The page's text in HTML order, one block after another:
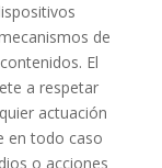
de
El
a respetar
actuación
en todo caso
o acciones